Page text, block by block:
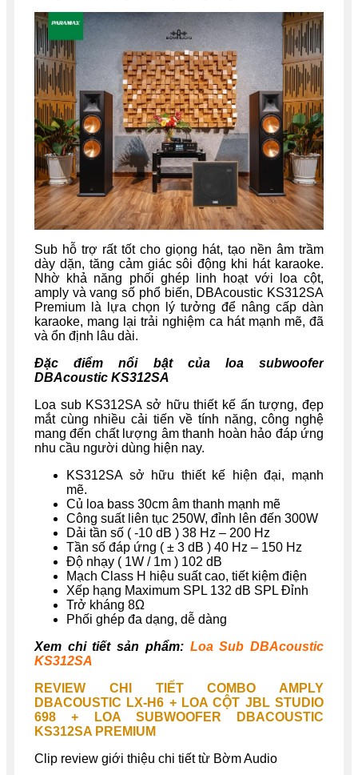
Sub hỗ trợ rất tốt cho giọng hát, tạo nền âm trầm
dày dặn, tăng cảm giác sôi động khi hát karaoke.
Nhờ khả năng phối ghép linh hoạt với loa cột,
amply và vang số phổ biến, DBAcoustic KS312SA
Premium là lựa chọn lý tưởng để nâng cấp dàn
karaoke, mang lại trải nghiệm ca hát mạnh mẽ, đã
và ổn định lâu dài.
Đặc điểm nổi bật của loa subwoofer
DBAcoustic KS312SA
Loa sub KS312SA sở hữu thiết kế ấn tượng, đẹp
mắt cùng nhiều cải tiến về tính năng, công nghệ
mang đến chất lượng âm thanh hoàn hảo đáp ứng
nhu cầu người dùng hiện nay.
KS312SA sở hữu thiết kế hiện đại, mạnh
mẽ.
Củ loa bass 30cm âm thanh mạnh mẽ
Công suất liên tục 250W, đỉnh lên đến 300W
Dải tần số ( -10 dB ) 38 Hz – 200 Hz
Tần số đáp ứng ( ± 3 dB ) 40 Hz – 150 Hz
Độ nhạy ( 1W / 1m ) 102 dB
Mạch Class H hiệu suất cao, tiết kiệm điện
Xếp hạng Maximum SPL 132 dB SPL Đỉnh
Trở kháng 8Ω
Phối ghép đa dạng, dễ dàng
Xem chi tiết sản phẩm: Loa Sub DBAcoustic
KS312SA
REVIEW CHI TIẾT COMBO AMPLY
DBACOUSTIC LX-H6 + LOA CỘT JBL STUDIO
698 + LOA SUBWOOFER DBACOUSTIC
KS312SA PREMIUM
Clip review giới thiệu chi tiết từ Bờm Audio